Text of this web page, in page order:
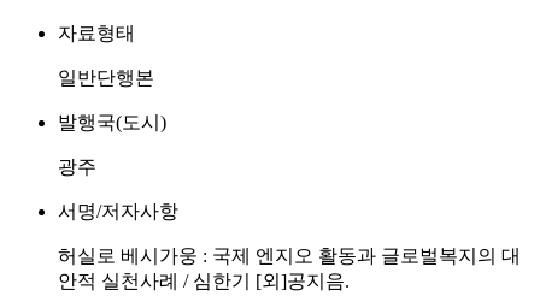
자료형태
일반단행본
발행국(도시)
광주
서명/저자사항
허실로 베시가웅 : 국제 엔지오 활동과 글로벌복지의 대
안적 실천사례 / 심한기 [외]공지음.